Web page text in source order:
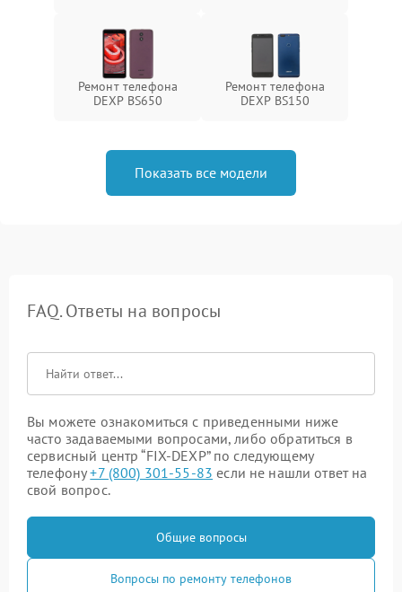
Ремонт телефона
DEXP BS650
Ремонт телефона
DEXP BS150
Показать все модели
FAQ. Ответы на вопросы
Вы можете ознакомиться с приведенными ниже
часто задаваемыми вопросами, либо обратиться в
сервисный центр “FIX-DEXP” по следующему
телефону+7 (800) 301-55-83 если не нашли ответ на
свой вопрос.
Общие вопросы
Вопросы по ремонту телефонов